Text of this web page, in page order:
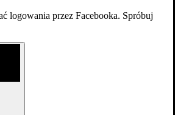
logowania przez Facebooka. Spróbuj